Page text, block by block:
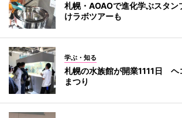
札幌・AOAOで進化学ぶスタ
けラボツアーも
学ぶ・知る
札幌の水族館が開業1111日 ヘ
まつり